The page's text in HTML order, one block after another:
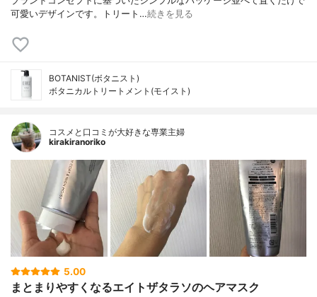
可愛いデザインです。トリート…続きを見る
BOTANIST(ボタニスト)
ボタニカルトリートメント(モイスト)
コスメと口コミが大好きな専業主婦
kirakiranoriko
5.00
まとまりやすくなるエイトザタラソのヘアマスク